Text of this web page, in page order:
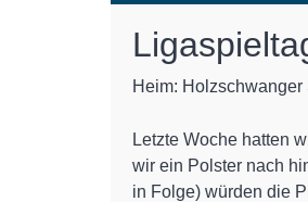
Heim: Holzschwanger
Letzte Woche hatten
wir ein Polster nach
in Folge) würden die